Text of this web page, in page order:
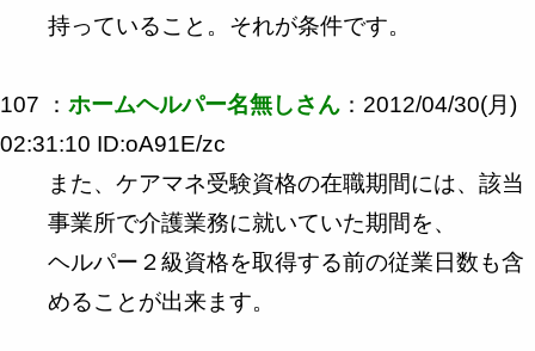
持っていること。それが条件です。
107 ： ホームヘルパー名無しさん ：2012/04/30(月)
02:31:10 ID:oA91E/zc
また、ケアマネ受験資格の在職期間には、該当
事業所で介護業務に就いていた期間を、
ヘルパー２級資格を取得する前の従業日数も含
めることが出来ます。